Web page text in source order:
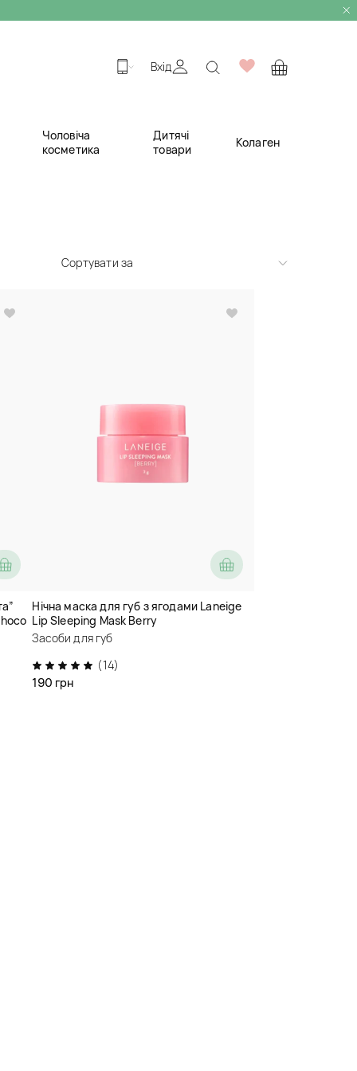
Вхід
Чоловіча
косметика
Дитячі
товари
Колаген
Сортувати за
Нічна маска для губ з ягодами Laneige
Lip Sleeping Mask Berry
Засоби для губ
(14)
190 грн